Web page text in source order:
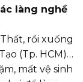
làng nghề
rồi xuống
(Tp. HCM)…
mất vệ sinh